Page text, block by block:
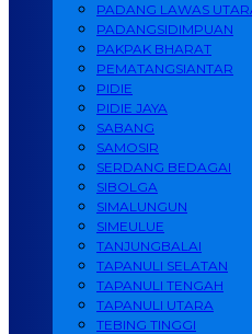
PADANG LAWAS
PADANGSIDIMPUAN
PAKPAK BHARAT
PEMATANGSIANTAR
PIDIE
PIDIE JAYA
SABANG
SAMOSIR
SERDANG BEDAGAI
SIBOLGA
SIMALUNGUN
SIMEULUE
TANJUNGBALAI
TAPANULI SELATAN
TAPANULI TENGAH
TAPANULI UTARA
TEBING TINGGI